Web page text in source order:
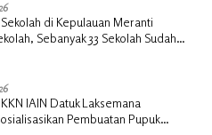
di Kepulauan Meranti
Sebanyak 33 Sekolah Sudah
IAIN Datuk Laksemana
Pembuatan Pupuk